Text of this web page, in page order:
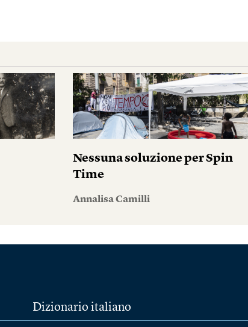
Nessuna soluzione per Spin
Time
Annalisa Camilli
Dizionario italiano